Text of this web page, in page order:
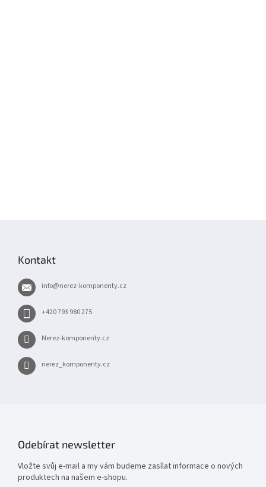
Kontakt
info@nerez-komponenty.cz
+420 793 980 275
Nerez-komponenty.cz
nerez_komponenty.cz
Odebírat newsletter
Vložte svůj e-mail a my vám budeme zasílat informace o nových
produktech na našem e-shopu.